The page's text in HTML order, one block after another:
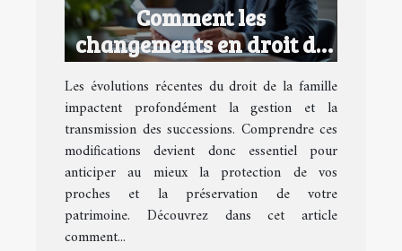
Comment les
changements en droit de
la famille affectent vos
successions ?
Les évolutions récentes du droit de la famille
impactent profondément la gestion et la
transmission des successions. Comprendre ces
modifications devient donc essentiel pour
anticiper au mieux la protection de vos
proches et la préservation de votre
patrimoine. Découvrez dans cet article
comment...